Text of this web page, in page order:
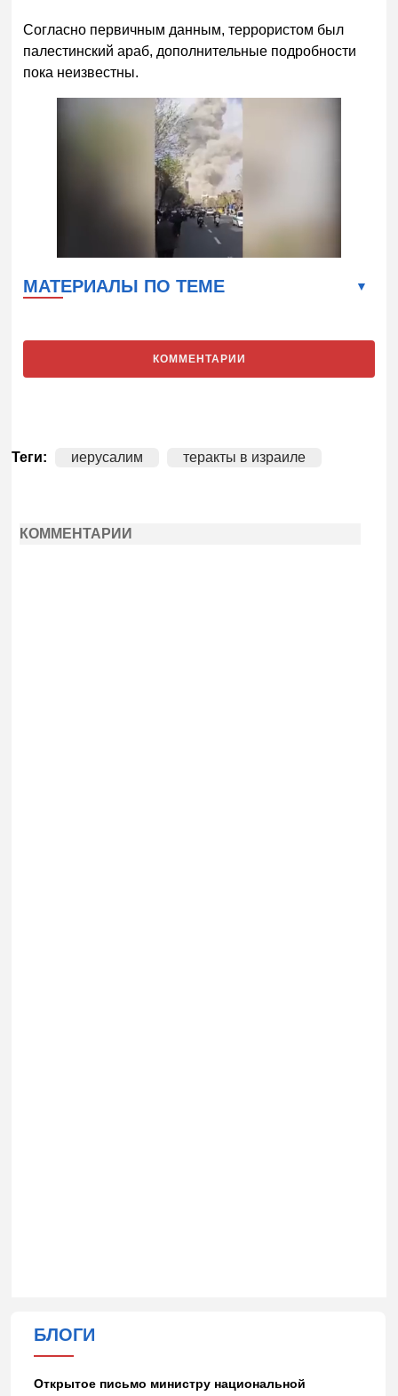
Согласно первичным данным, террористом был
палестинский араб, дополнительные подробности
пока неизвестны.
МАТЕРИАЛЫ ПО ТЕМЕ
КОММЕНТАРИИ
Теги: иерусалим теракты в израиле
КОММЕНТАРИИ
БЛОГИ
Открытое письмо министру национальной